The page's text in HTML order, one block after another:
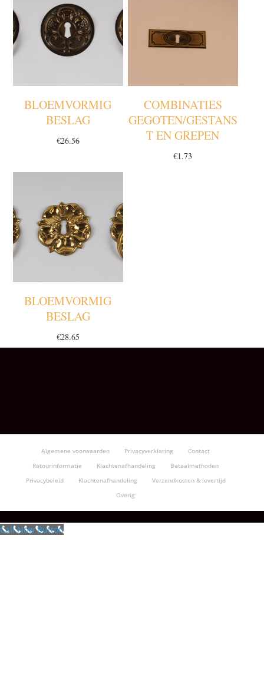
BLOEMVORMIG
BESLAG
€26.56
COMBINATIES
GEGOTEN/GESTANS
T EN GREPEN
€1.73
BLOEMVORMIG
BESLAG
€28.65
Algemene voorwaarden Privacyverklaring
Contact
Retourinformatie
Klachtenafhandeling
Betaalmethoden
Privacybeleid
Klachtenafhandeling
Verzendkosten & levertijd
Overig
Call Now Button